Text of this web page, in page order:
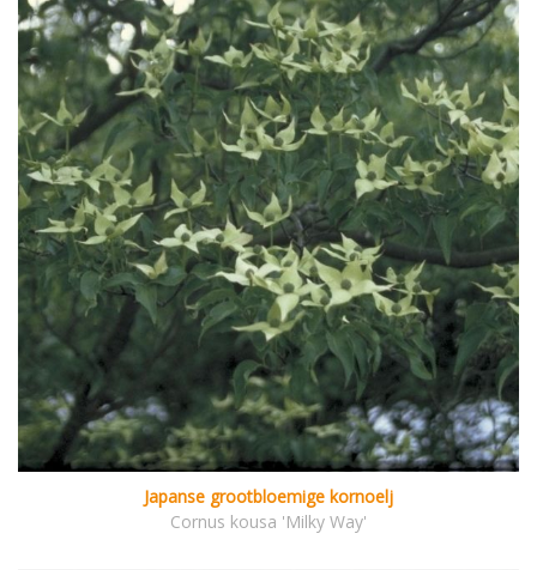
Japanse grootbloemige kornoelj
Cornus kousa 'Milky Way'